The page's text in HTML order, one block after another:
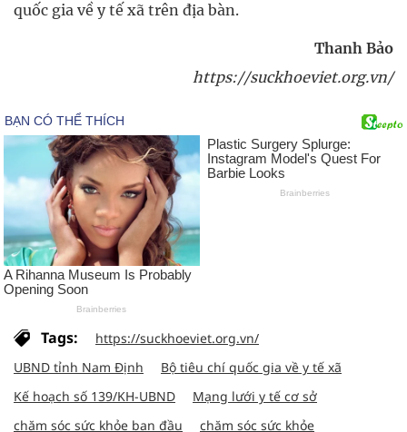
quốc gia về y tế xã trên địa bàn.
Thanh Bảo
https://suckhoeviet.org.vn/
Tags:
https://suckhoeviet.org.vn/
UBND tỉnh Nam Định
Bộ tiêu chí quốc gia về y tế xã
Kế hoạch số 139/KH-UBND
Mạng lưới y tế cơ sở
chăm sóc sức khỏe ban đầu
chăm sóc sức khỏe